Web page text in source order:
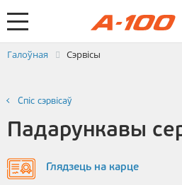
Зваротная сувязь
Паслугi
Заяўка на выстаўленне ЭРФ
Галоўная Сэрвісы
Спiс сэрвiсаў
Падарункавы
Глядзець на карце